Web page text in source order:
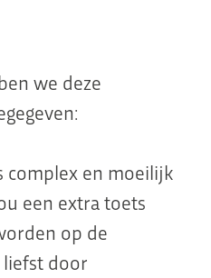
we deze
complex en moeilijk
een extra toets
op de
liefst door